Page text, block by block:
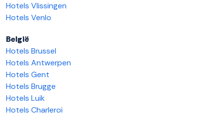
Hotels Vlissingen
Hotels Venlo
België
Hotels Brussel
Hotels Antwerpen
Hotels Gent
Hotels Brugge
Hotels Luik
Hotels Charleroi